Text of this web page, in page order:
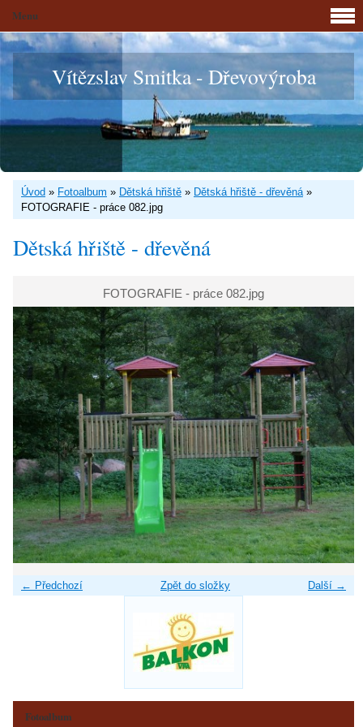
Vítězslav Smitka - Dřevovýroba
Úvod » Fotoalbum » Dětská hřiště » Dětská hřiště - dřevěná»
FOTOGRAFIE - práce 082.jpg
Dětská hřiště - dřevěná
FOTOGRAFIE - práce 082.jpg
← Předchozí Další →
Zpět do složky
Menu
Fotoalbum